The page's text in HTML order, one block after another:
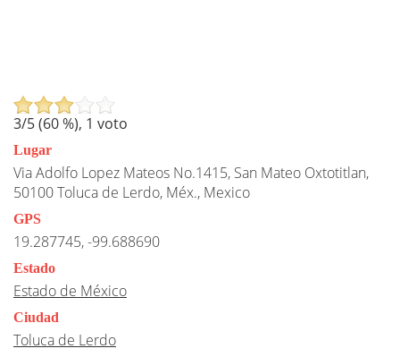
3/5 (60%), 1 voto
Lugar
Via Adolfo Lopez Mateos No.1415, San Mateo Oxtotitlan,
50100 Toluca de Lerdo, Méx., Mexico
GPS
19.287745, -99.688690
Estado
Estado de México
Ciudad
Toluca de Lerdo